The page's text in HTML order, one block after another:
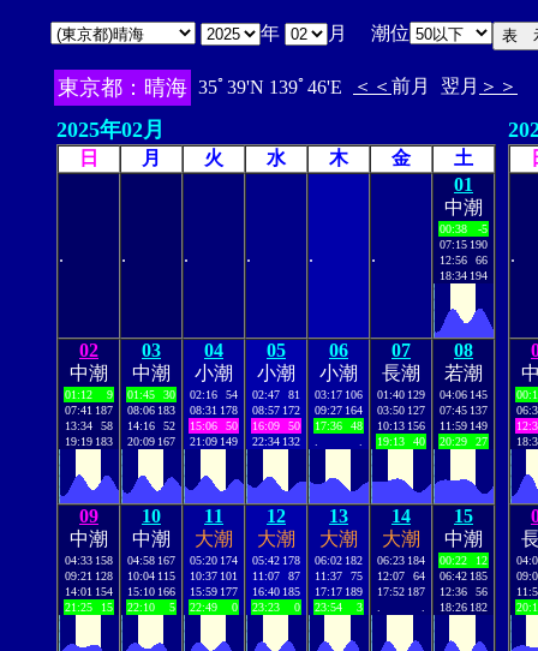
年 月 潮位
東京都：晴海 35ﾟ39'N 139ﾟ46'E ＜＜ 前月 翌月 ＞＞
2025年02月
日 月 火 水 木 金 土
. . . . . .
01
中潮
00:38
-5
07:15 190
12:56
66
18:34 194
02
中潮
01:12
9
07:41 187
13:34
58
19:19 183
03
中潮
01:45
30
08:06 183
14:16
52
20:09 167
04
小潮
02:16
54
08:31 178
15:06
50
21:09 149
05
小潮
02:47
81
08:57 172
16:09
50
22:34 132
06
小潮
03:17 106
09:27 164
17:36
48
07
長潮
01:40 129
03:50 127
10:13 156
19:13
40
08
若潮
04:06 145
07:45 137
11:59 149
20:29
27
09
中潮
04:33 158
09:21 128
14:01 154
21:25
15
10
中潮
04:58 167
10:04 115
15:10 166
22:10
5
11
大潮
05:20 174
10:37 101
15:59 177
22:49
0
12
大潮
05:42 178
11:07
87
16:40 185
23:23
0
13
大潮
06:02 182
11:37
75
17:17 189
23:54
3
14
大潮
06:23 184
12:07
64
17:52 187
15
中潮
00:22
12
06:42 185
12:36
56
18:26 182
.